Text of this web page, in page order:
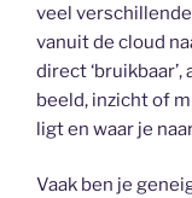
veel
vanuit de cloud
direct
beeld, inzicht of
ligt en waar je
Vaak ben je